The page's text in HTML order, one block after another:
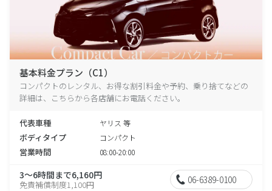
基本料金プラン（C1）
コンパクトのレンタル、お得な割引料金や予約、乗り捨てなどの
詳細は、こちらから各店舗にお電話ください。
代表車種 ヤリス 等
ボディタイプ コンパクト
営業時間 08:00-20:00
3～6時間まで6,160円
免責補償制度1,100円 06-6389-0100